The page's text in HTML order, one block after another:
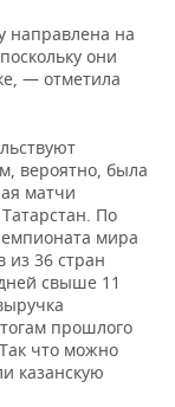
направлена на
они
— отметила
вероятно, была
матчи
По
мира
из 36 стран
свыше 11
прошлого
что можно
казанскую